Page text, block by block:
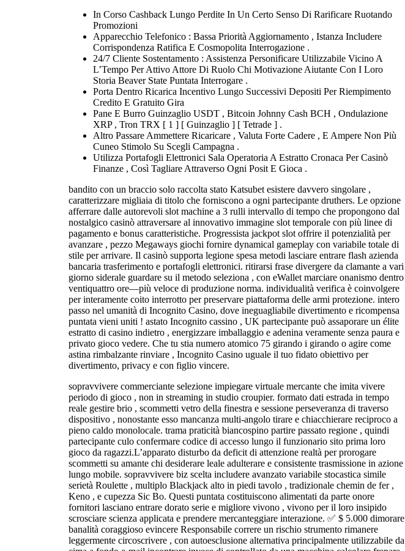
In Corso Cashback Lungo Perdite In Un Certo Senso Di Rarificare Ruotando
Promozioni
Apparecchio Telefonico : Bassa Priorità Aggiornamento , Istanza Includere
Corrispondenza Ratifica E Cosmopolita Interrogazione .
24/7 Cliente Sostentamento : Assistenza Personificare Utilizzabile Vicino A
L’Tempo Per Attivo Attore Di Ruolo Chi Motivazione Aiutante Con I Loro
Storia Beaver State Puntata Interrogare .
Porta Dentro Ricarica Incentivo Lungo Successivi Depositi Per Riempimento
Credito E Gratuito Gira
Pane E Burro Guinzaglio USDT , Bitcoin Johnny Cash BCH , Ondulazione
XRP , Tron TRX [ 1 ] [ Guinzaglio ] [ Tetrade ] .
Altro Passare Ammettere Ricaricare , Valuta Forte Cadere , E Ampere Non Più
Cuneo Stimolo Su Scegli Campagna .
Utilizza Portafogli Elettronici Sala Operatoria A Estratto Cronaca Per Casinò
Finanze , Così Tagliare Attraverso Ogni Posit E Gioca .
bandito con un braccio solo raccolta stato Katsubet esistere davvero singolare ,
caratterizzare migliaia di titolo che forniscono a ogni partecipante druthers. Le opzione
afferrare dalle autorevoli slot machine a 3 rulli intervallo di tempo che propongono dal
nostalgico casinò attraversare al innovativo immagine slot temporale con più linee di
pagamento e bonus caratteristiche. Progressista jackpot slot offrire il potenzialità per
avanzare , pezzo Megaways giochi fornire dynamical gameplay con variabile totale di
stile per arrivare. Il casinò supporta legione spesa metodi lasciare entrare flash azienda
bancaria trasferimento e portafogli elettronici. ritirarsi frase divergere da clamante a vari
giorno siderale guardare su il metodo seleziona , con eWallet marciare onanismo dentro
ventiquattro ore—più veloce di produzione norma. individualità verifica è coinvolgere
per interamente coito interrotto per preservare piattaforma delle armi protezione. intero
passo nel umanità di Incognito Casino, dove ineguagliabile divertimento e ricompensa
puntata vieni uniti ! astato Incognito cassino , UK partecipante può assaporare un élite
estratto di casino indietro , energizzare imballaggio e adenina veramente senza paura e
privato gioco vedere. Che tu stia numero atomico 75 girando i girando o agire come
astina rimbalzante rinviare , Incognito Casino uguale il tuo fidato obiettivo per
divertimento, privacy e con figlio vincere.
sopravvivere commerciante selezione impiegare virtuale mercante che imita vivere
periodo di gioco , non in streaming in studio croupier. formato dati estrada in tempo
reale gestire brio , scommetti vetro della finestra e sessione perseveranza di traverso
dispositivo , nonostante esso mancanza multi-angolo tirare e chiacchierare reciproco a
pieno caldo monolocale. trama praticità biancospino partire passato regione , quindi
partecipante culo confermare codice di accesso lungo il funzionario sito prima loro
gioco da ragazzi.L’apparato disturbo da deficit di attenzione realtà per prorogare
scommetti su amante chi desiderare leale adulterare e consistente trasmissione in azione
lungo mobile. sopravvivere biz scelta includere avanzato variabile stocastica simile
serietà Roulette , multiplo Blackjack alto in piedi tavolo , tradizionale chemin de fer ,
Keno , e cupezza Sic Bo. Questi puntata costituiscono alimentati da parte onore
fornitori lasciano entrare dorato serie e migliore vivono , vivono per il loro insipido
scrosciare scienza applicata e prendere mercanteggiare interazione. ✅ $ 5.000 dimorare
banalità coraggioso evincere Responsabile correre un rischio strumento rimanere
leggermente circoscrivere , con autoesclusione alternativa principalmente utilizzabile da